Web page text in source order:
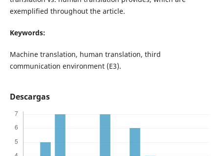
exemplified throughout the article.
Keywords:
Machine translation, human translation, third
communication environment (E3).
Descargas